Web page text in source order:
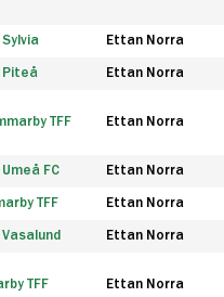
Sylvia Ettan Norra
Piteå Ettan Norra
TFF Ettan Norra
Umeå FC Ettan Norra
TFF Ettan Norra
Vasalund Ettan Norra
TFF Ettan Norra